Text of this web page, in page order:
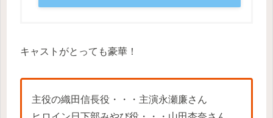
キャストがとっても豪華！
主役の織田信長役・・・主演永瀬廉さん